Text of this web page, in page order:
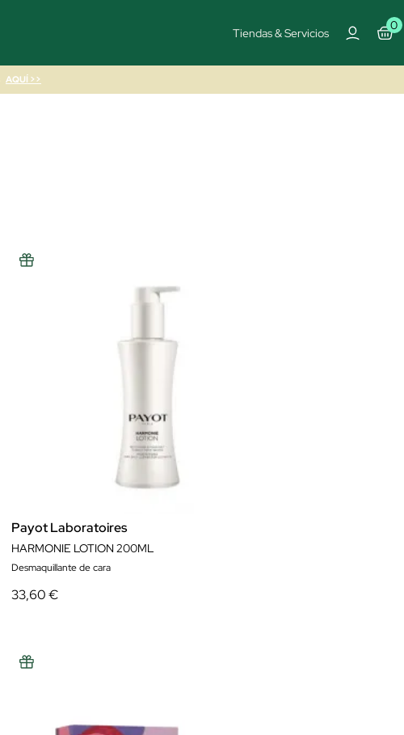
Tiendas & Servicios
0
AQUÍ >>
Payot Laboratoires
HARMONIE LOTION 200ML
Desmaquillante de cara
33,60 €